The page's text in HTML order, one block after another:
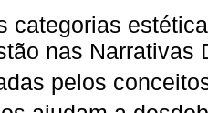
categorias
nas Narrativas
pelos